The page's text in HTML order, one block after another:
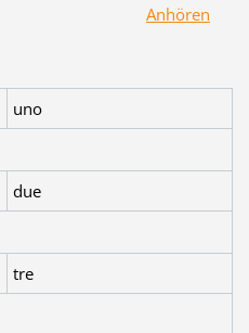
Anhören
uno
due
tre